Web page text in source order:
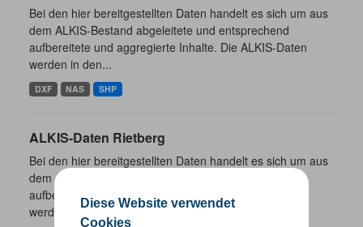
Diese Website verwendet
Cookies
Bei den hier bereitgestellten Daten handelt es sich um aus
dem ALKIS-Bestand abgeleitete und entsprechend
aufbereitete und aggregierte Inhalte. Die ALKIS-Daten
werden in den...
DXF NAS SHP
ALKIS-Daten Rietberg
Bei den hier bereitgestellten Daten handelt es sich um aus
dem ALKIS-Bestand abgeleitete und entsprechend
aufbereitete und aggregierte Inhalte. Die ALKIS-Daten
werden in den...